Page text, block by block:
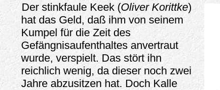
Der stinkfaule Keek (Oliver Korittke)
hat das Geld, daß ihm von seinem
Kumpel für die Zeit des
Gefängnisaufenthaltes anvertraut
wurde, verspielt. Das stört ihn
reichlich wenig, da dieser noch zwei
Jahre abzusitzen hat. Doch Kalle